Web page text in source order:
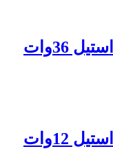
چراغ استخری مستطیل استیل 36وات